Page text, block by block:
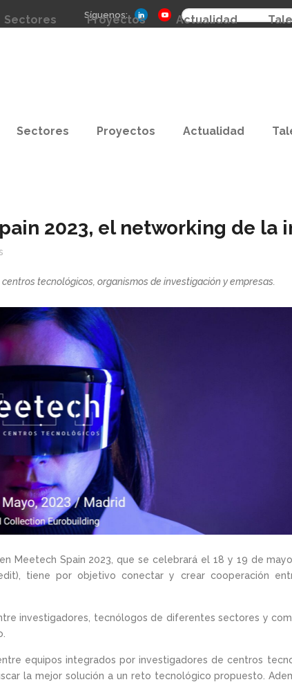
Síguenos:
Sectores Proyectos Actualidad
Sectores Proyectos Actualidad
2023, el networking de la
tecnológicos, organismos de investigación y empresas.
Spain 2023, que se celebrará el 18 y 19 de mayo
tiene por objetivo conectar y crear cooperación
investigadores, tecnólogos de diferentes sectores y
equipos integrados por investigadores de centros
la mejor solución a un reto tecnológico propuesto.